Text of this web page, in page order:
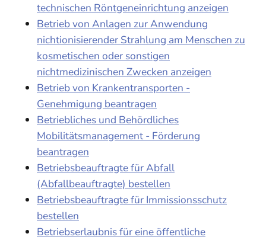
technischen Röntgeneinrichtung anzeigen
Betrieb von Anlagen zur Anwendung
nichtionisierender Strahlung am Menschen zu
kosmetischen oder sonstigen
nichtmedizinischen Zwecken anzeigen
Betrieb von Krankentransporten -
Genehmigung beantragen
Betriebliches und Behördliches
Mobilitätsmanagement - Förderung
beantragen
Betriebsbeauftragte für Abfall
(Abfallbeauftragte) bestellen
Betriebsbeauftragte für Immissionsschutz
bestellen
Betriebserlaubnis für eine öffentliche